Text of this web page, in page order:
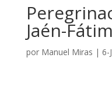
Jaén-
por Manuel Miras | 6-